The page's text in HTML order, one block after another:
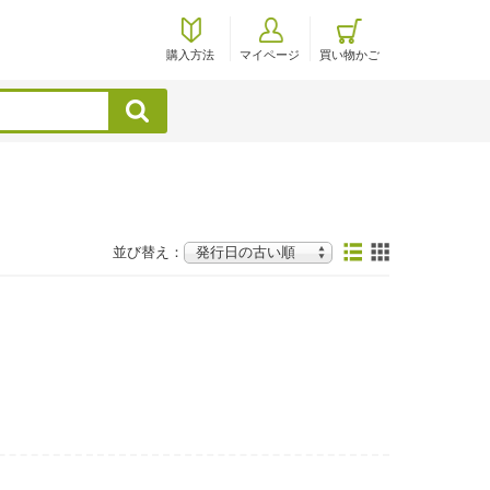
購入方法 マイページ 買い物かご
検索
並び替え：